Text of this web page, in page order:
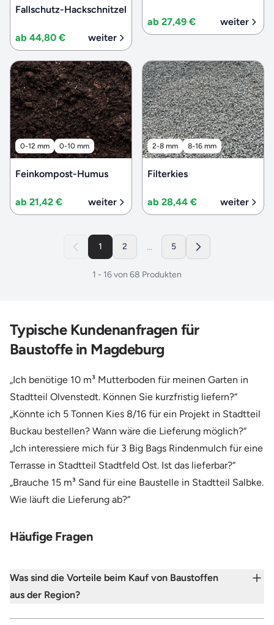
Fallschutz-Hackschnitzel
ab 44,80 € weiter
ab 27,49 € weiter
0-12 mm 0-10 mm
Feinkompost-Humus
ab 21,42 € weiter
2-8 mm 8-16 mm
Filterkies
ab 28,44 € weiter
1 2 ... 5
1 - 16von 68 Produkten
Typische Kundenanfragen für
Baustoffe in Magdeburg
„Ich benötige 10 m³ Mutterboden für meinen Garten in
Stadtteil Olvenstedt. Können Sie kurzfristig liefern?“
„Könnte ich 5 Tonnen Kies 8/16 für ein Projekt in Stadtteil
Buckau bestellen? Wann wäre die Lieferung möglich?“
„Ich interessiere mich für 3 Big Bags Rindenmulch für eine
Terrasse in Stadtteil Stadtfeld Ost. Ist das lieferbar?“
„Brauche 15 m³ Sand für eine Baustelle in Stadtteil Salbke.
Wie läuft die Lieferung ab?“
Häufige Fragen
Was sind die Vorteile beim Kauf von Baustoffen
aus der Region?